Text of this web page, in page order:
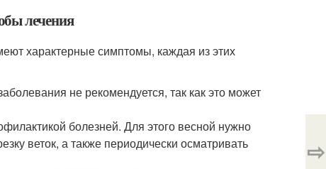
лечения
характерные симптомы, каждая из этих
не рекомендуется, так как это может
болезней. Для этого весной нужно
веток, а также периодически осматривать
⇨